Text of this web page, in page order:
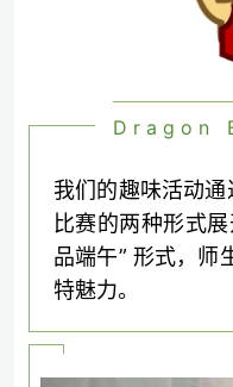
Dragon
我们的趣味活动
比赛的两种形式展
品端午” 形式，师
特魅力。